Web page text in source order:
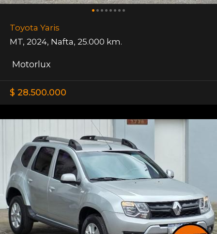
Toyota Yaris
MT, 2024, Nafta, 25.000 km.
Motorlux
$ 28.500.000